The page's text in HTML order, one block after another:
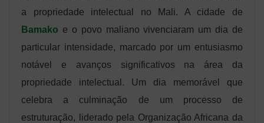
a propriedade intelectual no Mali. A cidade de
Bamako e o povo maliano vivenciaram um dia de
particular intensidade, marcado por um entusiasmo
notável e avanços significativos na área da
propriedade intelectual. Um dia memorável que
celebra a culminação de um processo de
estruturação, liderado pela Organização Africana da